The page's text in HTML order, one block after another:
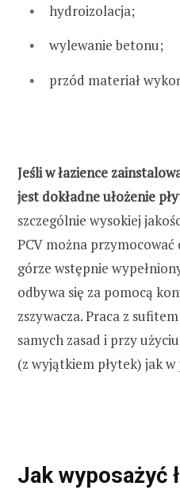
hydroizolacja;
wylewanie betonu;
przód materiał
Jeśli w łazience
jest dokładne ułożenie
szczególnie wysokiej
PCV można przymocować
górze wstępnie
odbywa się za pomocą
zszywacza. Praca z
samych zasad i przy
(z wyjątkiem płytek) jak w
Jak wyposażyć